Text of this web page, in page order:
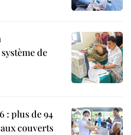
de
: plus de 94
couverts